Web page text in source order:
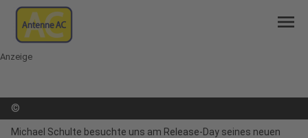
menu
Anzeige
©
Michael Schulte besuchte uns am Release-Day seines neuen